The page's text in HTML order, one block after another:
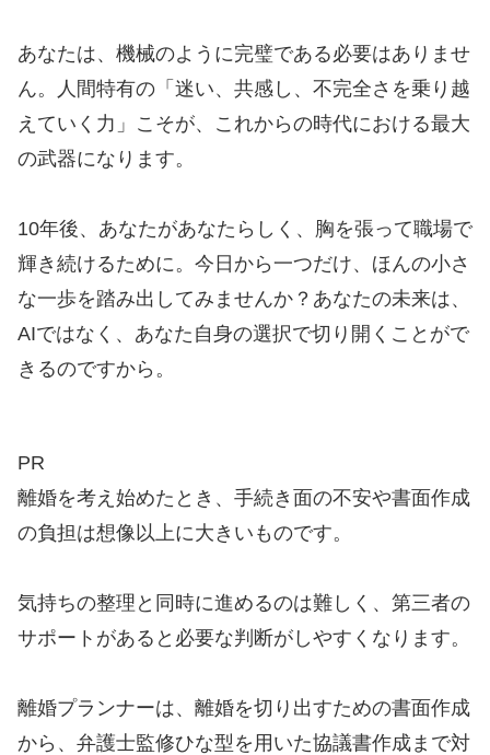
あなたは、機械のように完璧である必要はありませ
ん。人間特有の「迷い、共感し、不完全さを乗り越
えていく力」こそが、これからの時代における最大
の武器になります。
10年後、あなたがあなたらしく、胸を張って職場で
輝き続けるために。今日から一つだけ、ほんの小さ
な一歩を踏み出してみませんか？あなたの未来は、
AIではなく、あなた自身の選択で切り開くことがで
きるのですから。
PR
離婚を考え始めたとき、手続き面の不安や書面作成
の負担は想像以上に大きいものです。
気持ちの整理と同時に進めるのは難しく、第三者の
サポートがあると必要な判断がしやすくなります。
離婚プランナーは、離婚を切り出すための書面作成
から、弁護士監修ひな型を用いた協議書作成まで対